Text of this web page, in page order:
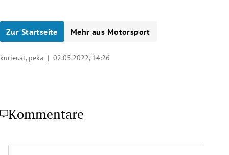
Zur Startseite Mehr aus Motorsport
kurier.at, peka | 02.05.2022, 14:26
Kommentare